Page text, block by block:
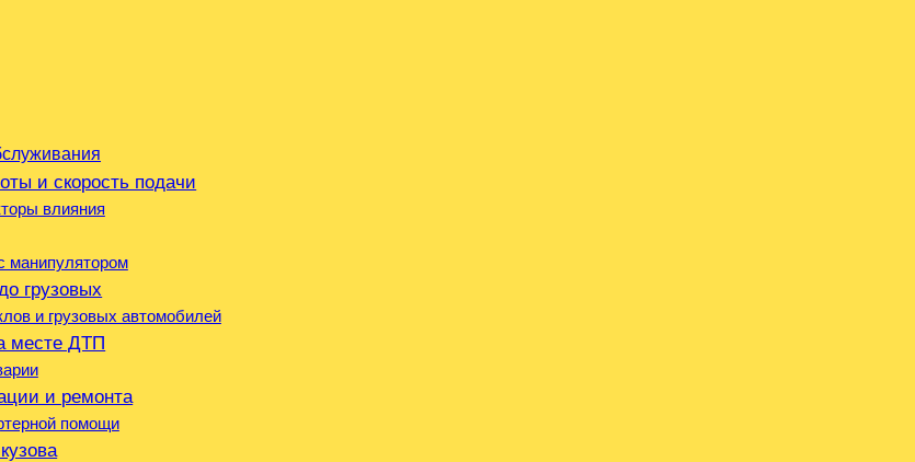
и скорость подачи
влияния
манипулятором
грузовых
и грузовых автомобилей
месте ДТП
и ремонта
помощи